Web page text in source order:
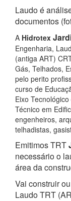
Laudo é
documentos
A Hidrotex
Engenharia,
(antiga ART)
Gás, Telhados,
pelo perito
curso de
Eixo
Técnico em
engenheiros,
telhadistas,
Emitimos TRT
necessário o
área da
Vai construir
Laudo TRT